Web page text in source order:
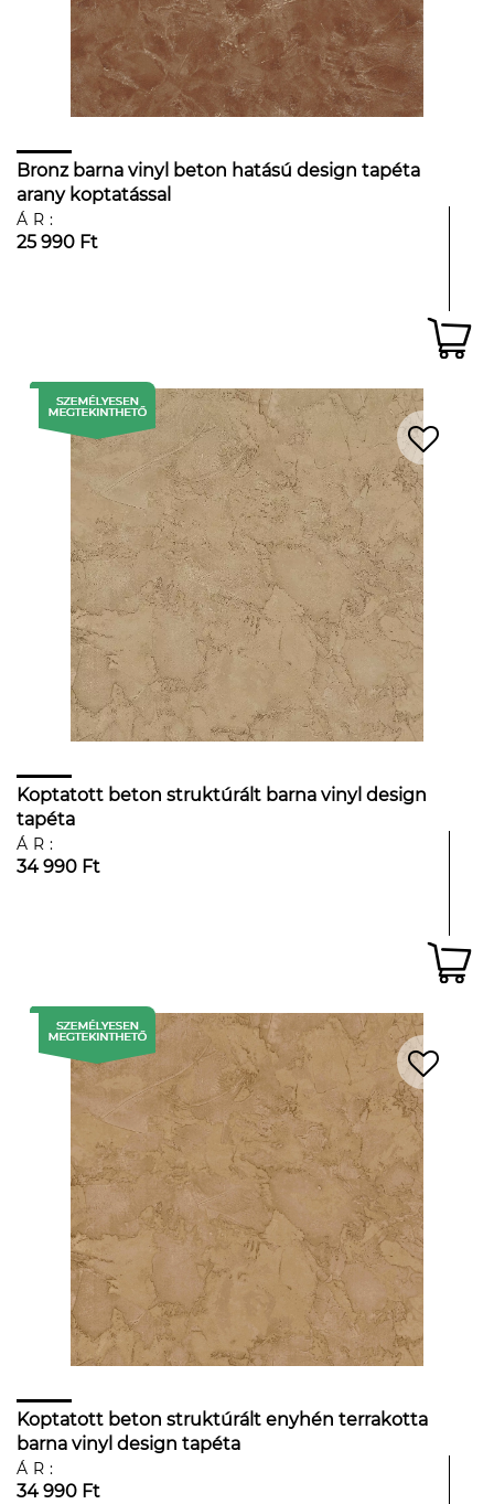
Bronz barna vinyl beton hatású design tapéta
arany koptatással
ÁR:
25 990 Ft
Koptatott beton struktúrált barna vinyl design
tapéta
ÁR:
34 990 Ft
Koptatott beton struktúrált enyhén terrakotta
barna vinyl design tapéta
ÁR:
34 990 Ft